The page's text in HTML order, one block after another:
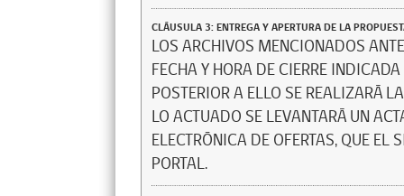
CLÁUSULA 3: ENTREGA Y APERTURA DE LA
LOS ARCHIVOS MENCIONADOS
FECHA Y HORA DE CIERRE
POSTERIOR A ELLO SE REALIZARÁ
LO ACTUADO SE LEVANTARÁ UN
ELECTRÓNICA DE OFERTAS, QUE
PORTAL.